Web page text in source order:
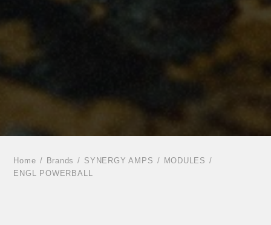
Home Brands SYNERGY AMPS
MODULES
ENGL POWERBALL